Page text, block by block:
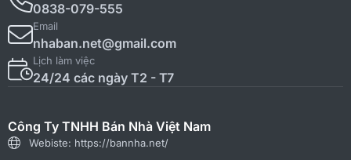
0838-079-555
Email
nhaban.net@gmail.com
Lịch làm việc
24/24 các ngày T2 - T7
Công Ty TNHH Bán Nhà Việt Nam
Webiste: https://bannha.net/